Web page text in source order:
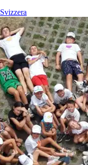
Svizzera